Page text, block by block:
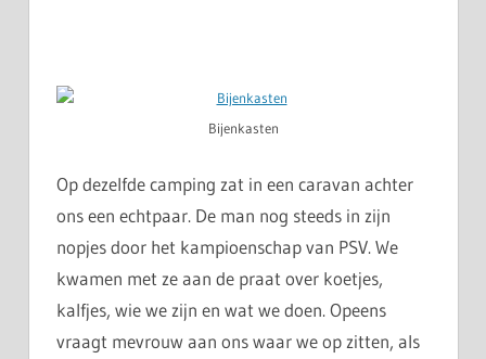
Bijenkasten
Op dezelfde camping zat in een caravan achter
ons een echtpaar. De man nog steeds in zijn
nopjes door het kampioenschap van PSV. We
kwamen met ze aan de praat over koetjes,
kalfjes, wie we zijn en wat we doen. Opeens
vraagt mevrouw aan ons waar we op zitten, als